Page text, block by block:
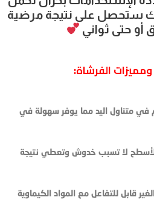
ستحصل على نتيجة مرضية
أو حتى ثواني
الفرشاة:
متناول اليد مما يوفر سهولة في
لا تسبب خدوش وتعطي نتيجة
قابل للتفاعل مع المواد الكيماوية